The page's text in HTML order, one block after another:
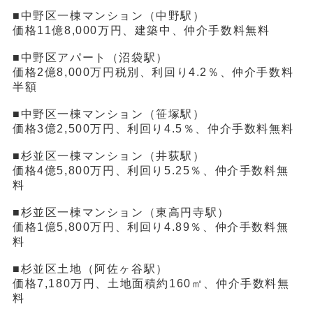
■中野区一棟マンション（中野駅）
価格11億8,000万円、建築中、仲介手数料無料
■中野区アパート（沼袋駅）
価格2億8,000万円税別、利回り4.2％、仲介手数料
半額
■中野区一棟マンション（笹塚駅）
価格3億2,500万円、利回り4.5％、仲介手数料無料
■杉並区一棟マンション（井荻駅）
価格4億5,800万円、利回り5.25％、仲介手数料無
料
■杉並区一棟マンション（東高円寺駅）
価格1億5,800万円、利回り4.89％、仲介手数料無
料
■杉並区土地（阿佐ヶ谷駅）
価格7,180万円、土地面積約160㎡、仲介手数料無
料